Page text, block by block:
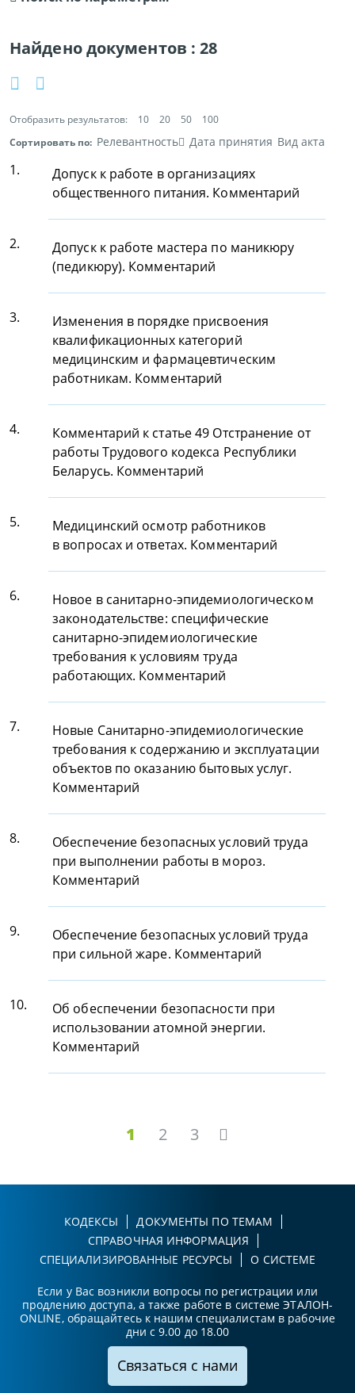
Найдено документов :28
Отобразить результатов: 10 20 50
100
Сортировать по: Релевантность Дата принятия Вид акта
1.
Допуск к работе в организациях
общественного питания. Комментарий
2.
Допуск к работе мастера по маникюру
(педикюру). Комментарий
3.
Изменения в порядке присвоения
квалификационных категорий
медицинским и фармацевтическим
работникам. Комментарий
4.
Комментарий к статье 49 Отстранение от
работы Трудового кодекса Республики
Беларусь. Комментарий
5.
Медицинский осмотр работников
в вопросах и ответах. Комментарий
6.
Новое в санитарно-эпидемиологическом
законодательстве: специфические
санитарно-эпидемиологические
требования к условиям труда
работающих. Комментарий
7.
Новые Санитарно-эпидемиологические
требования к содержанию и эксплуатации
объектов по оказанию бытовых услуг.
Комментарий
8.
Обеспечение безопасных условий труда
при выполнении работы в мороз.
Комментарий
9.
Обеспечение безопасных условий труда
при сильной жаре. Комментарий
10.
Об обеспечении безопасности при
использовании атомной энергии.
Комментарий
1 2 3
КОДЕКСЫ
ДОКУМЕНТЫ ПО ТЕМАМ
СПРАВОЧНАЯ ИНФОРМАЦИЯ
СПЕЦИАЛИЗИРОВАННЫЕ РЕСУРСЫ
О СИСТЕМЕ
Если у Вас возникли вопросы по регистрации или
продлению доступа, а также работе в системе ЭТАЛОН-
ONLINE, обращайтесь к нашим специалистам в рабочие
дни с 9.00 до 18.00
Связаться с нами